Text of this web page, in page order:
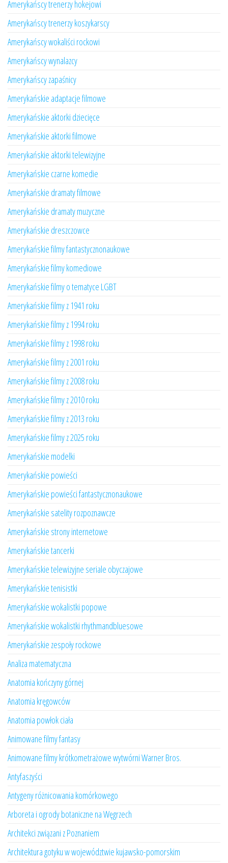
Amerykańscy trenerzy hokejowi
Amerykańscy trenerzy koszykarscy
Amerykańscy wokaliści rockowi
Amerykańscy wynalazcy
Amerykańscy zapaśnicy
Amerykańskie adaptacje filmowe
Amerykańskie aktorki dziecięce
Amerykańskie aktorki filmowe
Amerykańskie aktorki telewizyjne
Amerykańskie czarne komedie
Amerykańskie dramaty filmowe
Amerykańskie dramaty muzyczne
Amerykańskie dreszczowce
Amerykańskie filmy fantastycznonaukowe
Amerykańskie filmy komediowe
Amerykańskie filmy o tematyce LGBT
Amerykańskie filmy z 1941 roku
Amerykańskie filmy z 1994 roku
Amerykańskie filmy z 1998 roku
Amerykańskie filmy z 2001 roku
Amerykańskie filmy z 2008 roku
Amerykańskie filmy z 2010 roku
Amerykańskie filmy z 2013 roku
Amerykańskie filmy z 2025 roku
Amerykańskie modelki
Amerykańskie powieści
Amerykańskie powieści fantastycznonaukowe
Amerykańskie satelity rozpoznawcze
Amerykańskie strony internetowe
Amerykańskie tancerki
Amerykańskie telewizyjne seriale obyczajowe
Amerykańskie tenisistki
Amerykańskie wokalistki popowe
Amerykańskie wokalistki rhythmandbluesowe
Amerykańskie zespoły rockowe
Analiza matematyczna
Anatomia kończyny górnej
Anatomia kręgowców
Anatomia powłok ciała
Animowane filmy fantasy
Animowane filmy krótkometrażowe wytwórni Warner Bros.
Antyfaszyści
Antygeny różnicowania komórkowego
Arboreta i ogrody botaniczne na Węgrzech
Architekci związani z Poznaniem
Architektura gotyku w województwie kujawsko-pomorskim